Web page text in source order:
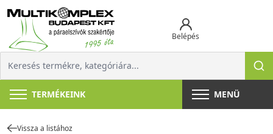
Belépés
TERMÉKEINK MENÜ
Vissza a listához